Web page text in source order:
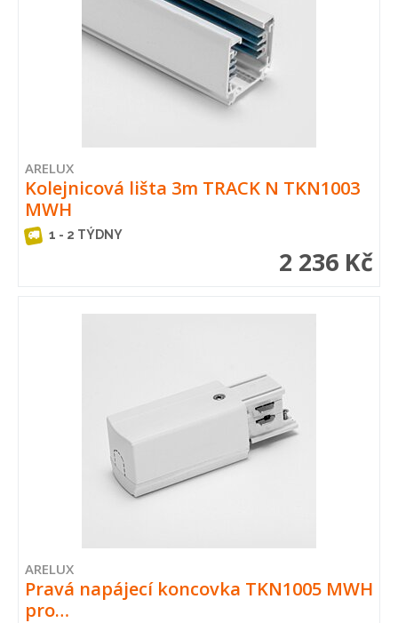
ARELUX
Kolejnicová lišta 3m TRACK N TKN1003
MWH
1 - 2 TÝDNY
2 236 Kč
ARELUX
Pravá napájecí koncovka TKN1005 MWH
pro…